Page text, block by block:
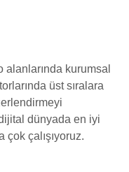
alanlarında kurumsal
üst sıralara
dünyada en iyi
çalışıyoruz.